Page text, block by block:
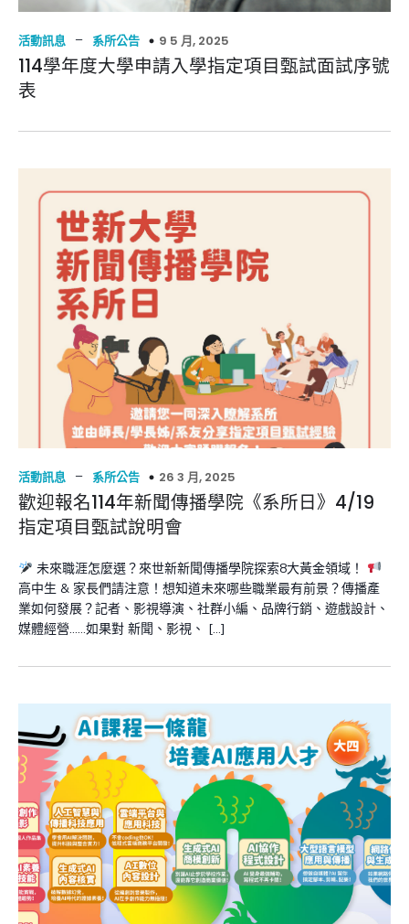
活動訊息 – 系所公告 9 5 月, 2025
114學年度大學申請入學指定項目甄試面試序號
表
活動訊息 – 系所公告 26 3 月, 2025
歡迎報名114年新聞傳播學院《系所日》4/19
指定項目甄試說明會
未來職涯怎麼選？來世新新聞傳播學院探索8大黃金領域！
高中生 & 家長們請注意！想知道未來哪些職業最有前景？傳播產
業如何發展？記者、影視導演、社群小編、品牌行銷、遊戲設計、
媒體經營……如果對 新聞、影視、 […]